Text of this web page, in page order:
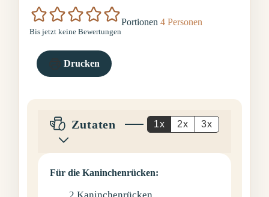
Bis jetzt keine Bewertungen
Drucken
Portionen4 Personen
Zutaten 1x 2x 3x
Für die Kaninchenrücken: